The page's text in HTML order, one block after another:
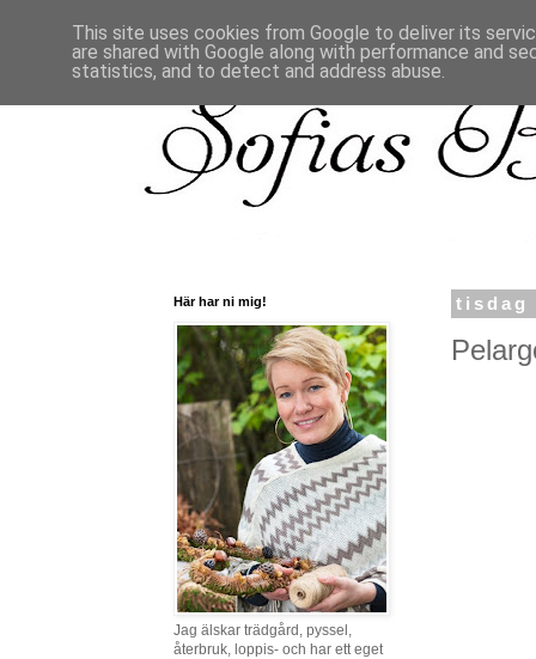
tisdag
Här har ni mig!
Jag älskar trädgård, pyssel,
återbruk, loppis- och har ett eget
This site uses cookies from Google to deliver its
are shared with Google along with performance and
statistics, and to detect and address abuse.